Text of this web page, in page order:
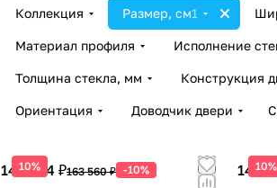
Коллекция Размер, см1
Материал профиля Исполнение
Толщина стекла, мм Конструкция
Ориентация Доводчик двери
10%
147 204 ₽163 560 ₽ -10% 10%
147